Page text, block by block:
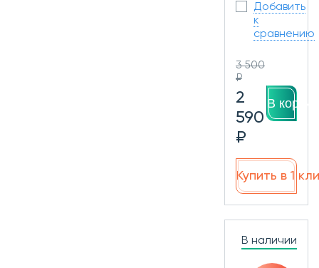
Добавить
к
сравнению
3 500
₽
2
590
₽
В
Купить в 1
В наличии